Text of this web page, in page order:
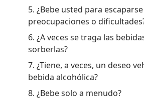
5. ¿Bebe usted para
preocupaciones o
6. ¿A veces se traga las
sorberlas?
7. ¿Tiene, a veces, un deseo
bebida alcohólica?
8. ¿Bebe solo a menudo?